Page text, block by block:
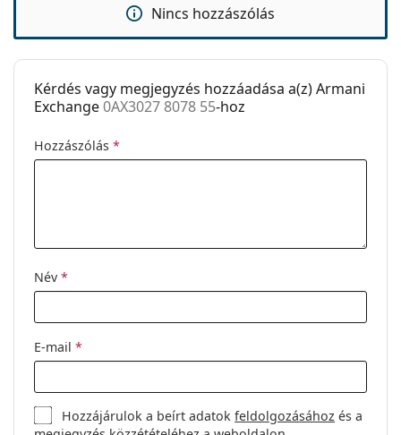
Tok:
Nem
Tisztítókendő:
Igen
Egyéb
Kategória:
Nincs hozzászólás
Kérdés vagy megjegyzés hozzáadása a(z) Armani
Exchange0AX3027 8078 55-hoz
Hozzászólás *
Név *
E-mail *
Hozzájárulok a beírt adatokfeldolgozásához és a